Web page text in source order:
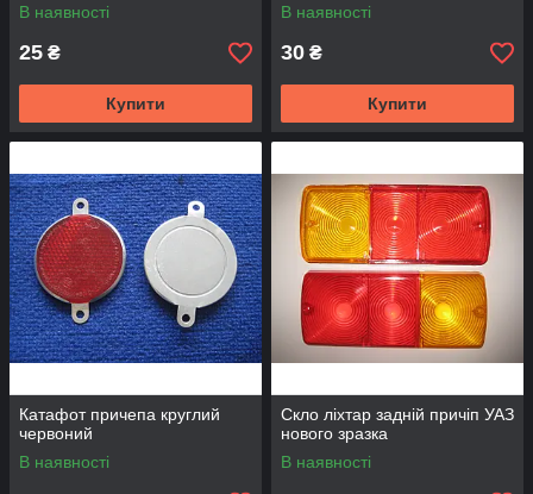
В наявності
25 ₴
Купити
В наявності
30 ₴
Купити
Катафот причепа круглий
червоний
В наявності
Скло ліхтар задній причіп УАЗ
нового зразка
В наявності